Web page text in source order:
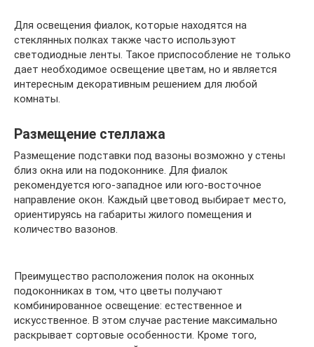
Для освещения фиалок, которые находятся на
стеклянных полках также часто используют
светодиодные ленты. Такое приспособление не только
дает необходимое освещение цветам, но и является
интересным декоративным решением для любой
комнаты.
Размещение стеллажа
Размещение подставки под вазоны возможно у стены
близ окна или на подоконнике. Для фиалок
рекомендуется юго-западное или юго-восточное
направление окон. Каждый цветовод выбирает место,
ориентируясь на габариты жилого помещения и
количество вазонов.
Преимущество расположения полок на оконных
подоконниках в том, что цветы получают
комбинированное освещение: естественное и
искусственное. В этом случае растение максимально
раскрывает сортовые особенности. Кроме того,